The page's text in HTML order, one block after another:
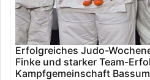
Erfolgreiches Judo-
Finke und starker Team-
Kampfgemeinschaft